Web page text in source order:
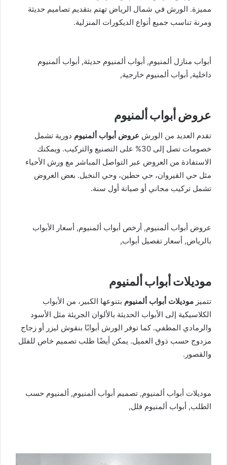
مميزة. الورش في شمال الرياض تهتم بتقديم تصاميم حديثة
ومرنة تناسب جميع أنواع الديكورات المنزلية.
أبواب منازل ألمنيوم, أبواب ألمنيوم حديثة, أبواب ألمنيوم
داخلية, أبواب ألمنيوم خارجية,
عروض أبواب ألمنيوم
تقدم العديد من الورش عروض أبواب ألمنيوم دورية تشمل
خصومات تصل إلى 30% على التصنيع والتركيب. ويمكنك
الاستفادة من العروض عبر التواصل المباشر مع ورش الأحياء
مثل حي القيروان، حي حطين، وحي النخيل. بعض العروض
تشمل تركيب مجاني أو صيانة أول سنة.
عروض أبواب ألمنيوم, أرخص أبواب ألمنيوم, أسعار الأبواب
بالرياض, أسعار تفصيل أبواب,
موديلات أبواب ألمنيوم
تتميز موديلات أبواب ألمنيوم بتنوعها الكبير، من الأبواب
الكلاسيكية إلى الأبواب الحديثة بالألوان الجريئة مثل الأسود
والرمادي المطفي. كما توفر الورش أبوابًا بنقوش ليزر أو زجاج
مزدوج حسب ذوق العميل. يمكن أيضًا طلب تصميم خاص للفلل
والقصور.
موديلات أبواب ألمنيوم, تصميم أبواب ألمنيوم, ألمنيوم حسب
الطلب, أبواب ألمنيوم فلل,